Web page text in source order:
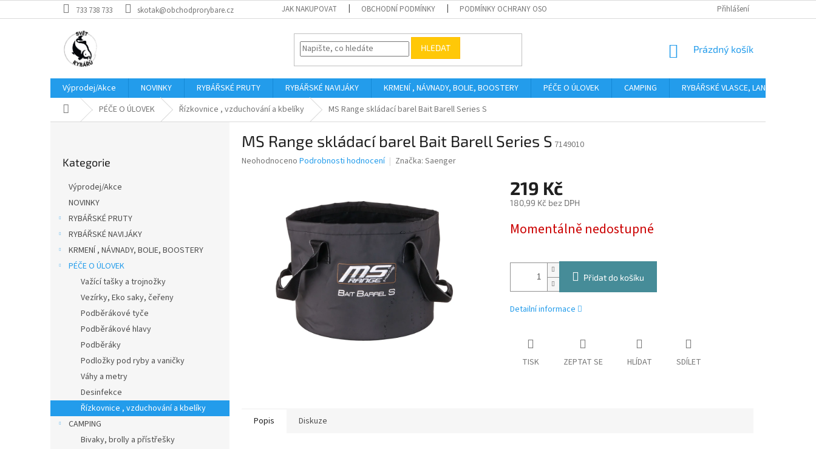
na
733 738 733 skotak@obchodprorybare.cz JAK NAKUPOVAT OBCHODNÍ PODMÍNKY PODMÍNKY OCHRANY OSOBNÍCH ÚDAJŮ Přihlášení
HLEDAT
NÁKUPNÍ
Prázdný košík
Výprodej/Akce NOVINKY RYBÁŘSKÉ PRUTY RYBÁŘSKÉ NAVIJÁKY KRMENÍ , NÁVNADY, BOLIE, BOOSTERY PÉČE O ÚLOVEK CAMPING
RYBÁŘSKÉ VLASCE, LANKA, PLETENÉ
Domů PÉČE O ÚLOVEK Řízkovnice , vzduchování a kbelíky MS Range skládací barel Bait Barell Series S
kategorie
Kategorie
Výprodej/Akce
NOVINKY
RYBÁŘSKÉ PRUTY
RYBÁŘSKÉ NAVIJÁKY
KRMENÍ , NÁVNADY, BOLIE, BOOSTERY
PÉČE O ÚLOVEK
Važící tašky a trojnožky
Vezírky, Eko saky, čeřeny
Podběrákové tyče
Podběrákové hlavy
Podběráky
Podložky pod ryby a vaničky
Váhy a metry
Desinfekce
Řízkovnice , vzduchování a kbelíky
CAMPING
Bivaky, brolly a přístřešky
MS Range skládací barel Bait Barell Series S 7149010
Průměrné
Neohodnoceno Podrobnosti hodnocení Značka: Saenger
219 Kč
180,99 Kč bez DPH
cena:
Momentálně nedostupné
Přidat do košíku
Detailní informace
TISK ZEPTAT SE HLÍDAT SDÍLET
Popis Diskuze